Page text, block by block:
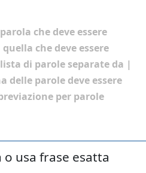
che deve essere
che deve essere
di parole separate da |
delle parole deve essere
per parole
usa frase esatta